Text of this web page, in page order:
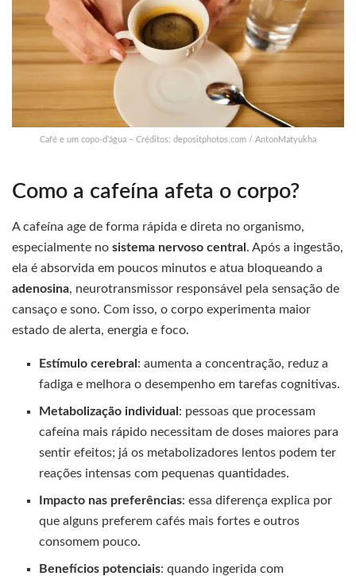
Café e um copo-d’água – Créditos: depositphotos.com / AntonMatyukha
Como a cafeína afeta o corpo?
A cafeína age de forma rápida e direta no organismo,
especialmente no sistema nervoso central . Após a ingestão,
ela é absorvida em poucos minutos e atua bloqueando a
adenosina, neurotransmissor responsável pela sensação de
cansaço e sono. Com isso, o corpo experimenta maior
estado de alerta, energia e foco.
Estímulo cerebral : aumenta a concentração, reduz a
fadiga e melhora o desempenho em tarefas cognitivas.
Metabolização individual : pessoas que processam
cafeína mais rápido necessitam de doses maiores para
sentir efeitos; já os metabolizadores lentos podem ter
reações intensas com pequenas quantidades.
Impacto nas preferências: essa diferença explica por
que alguns preferem cafés mais fortes e outros
consomem pouco.
Benefícios potenciais: quando ingerida com